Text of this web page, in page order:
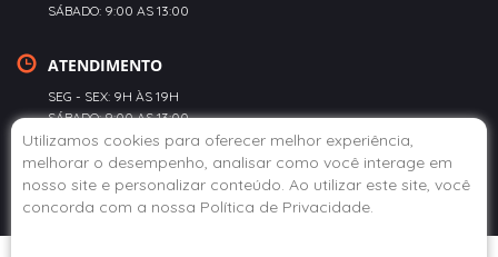
Utilizamos cookies para oferecer melhor experiência,
melhorar o desempenho, analisar como você interage em
nosso site e personalizar conteúdo. Ao utilizar este site, você
concorda com a nossa Política de Privacidade.
SÁBADO: 9:00 AS 13:00
ATENDIMENTO
SEG - SEX: 9H ÀS 19H
SÁBADO: 9:00 AS 13:00
POLÍTICA DE PRIVACIDADE